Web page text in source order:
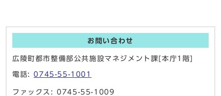
お問い合わせ
広陵町都市整備部公共施設マネジメント課[本庁1階]
電話:0745-55-1001
ファックス: 0745-55-1009